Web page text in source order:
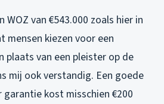
WOZ van €543.000 zoals hier in
mensen kiezen voor een
plaats van een pleister op de
mij ook verstandig. Een goede
kost misschien €200